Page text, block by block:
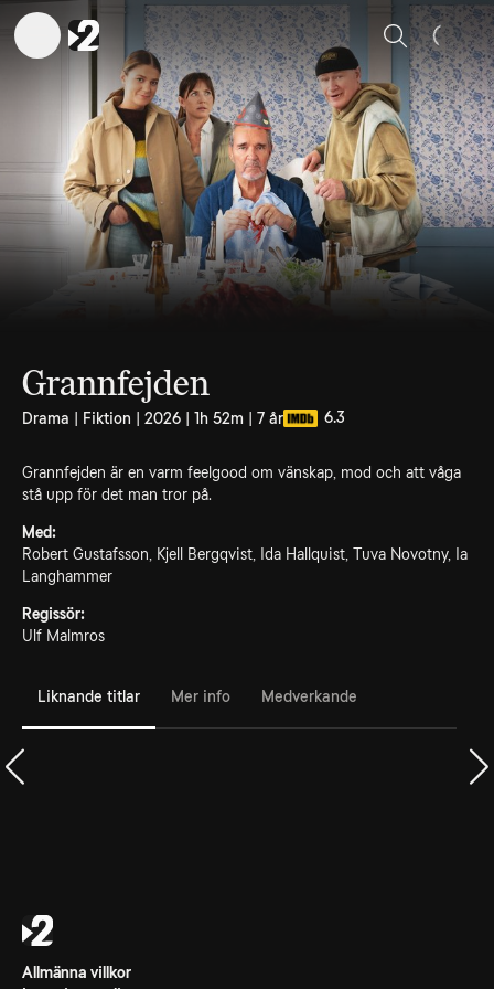
Sök
Grannfejden
Drama | Fiktion | 2026 | 1h 52m | 7 år 6.3
Grannfejden är en varm feelgood om vänskap, mod och att våga
stå upp för det man tror på.
Med:
Robert Gustafsson, Kjell Bergqvist, Ida Hallquist, Tuva Novotny, Ia
Langhammer
Regissör:
Ulf Malmros
Liknande titlar Mer info Medverkande
Allmänna villkor